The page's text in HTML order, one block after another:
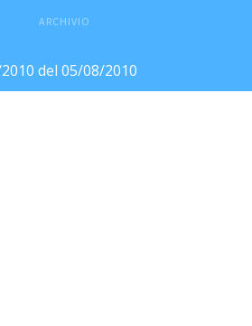
ARCHIVIO
del 05/08/2010